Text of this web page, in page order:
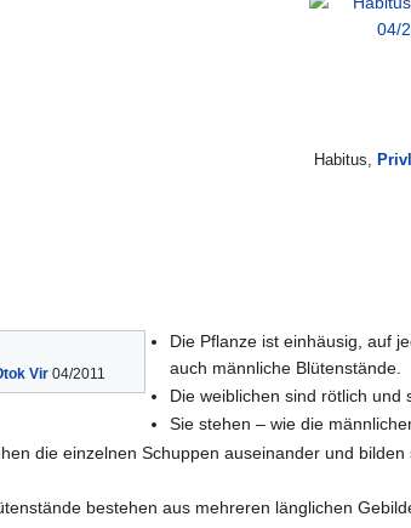
Habitus,
Vir 04/2011
Die Pflanze ist einhäusig, auf
auch männliche Blütenstände.
Die weiblichen sind rötlich und
Sie stehen – wie die
die einzelnen Schuppen auseinander und
bestehen aus mehreren länglichen